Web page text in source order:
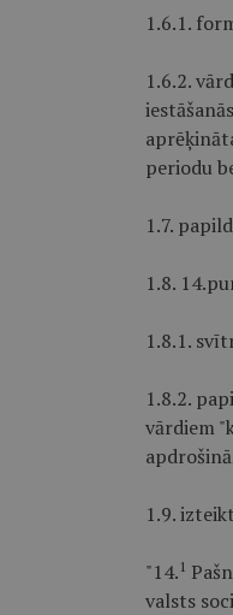
1.6.1.
1.6.2.
periodu
1.7.
1.8.
1.8.1.
1.8.2.
vārdiem
1.9.
"14. 1
valsts